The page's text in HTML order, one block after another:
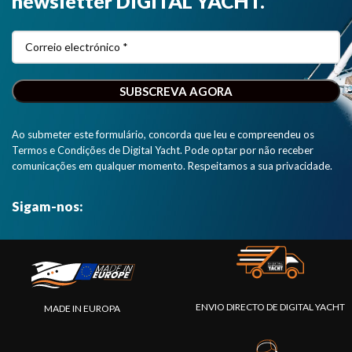
Ao submeter este formulário, concorda que leu e compreendeu os
Termos e Condições de Digital Yacht. Pode optar por não receber
comunicações em qualquer momento. Respeitamos a sua privacidade.
Sigam-nos:
MADE IN EUROPA ENVIO DIRECTO DE DIGITAL YACHT